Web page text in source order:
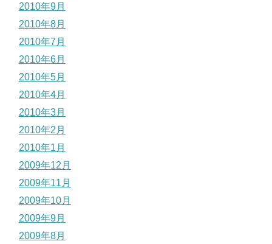
2010年9月
2010年8月
2010年7月
2010年6月
2010年5月
2010年4月
2010年3月
2010年2月
2010年1月
2009年12月
2009年11月
2009年10月
2009年9月
2009年8月